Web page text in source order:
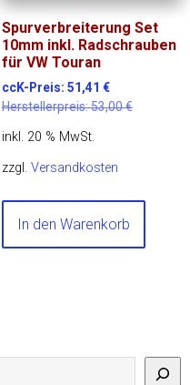
Spurverbreiterung Set
10mm inkl. Radschrauben
für VW Touran
ccK-Preis: 51,41 €
Herstellerpreis:53,00€
inkl. 20 % MwSt.
zzgl. Versandkosten
In den Warenkorb